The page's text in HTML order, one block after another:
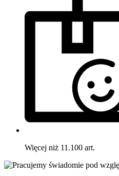
Więcej niż 11.100 art.